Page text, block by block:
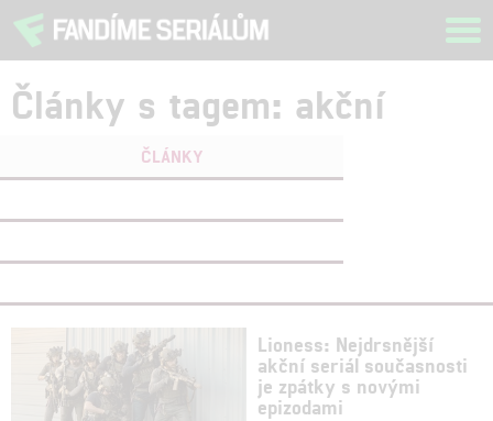
Články s tagem: akční
ČLÁNKY
Lioness: Nejdrsnější
akční seriál současnosti
je zpátky s novými
epizodami